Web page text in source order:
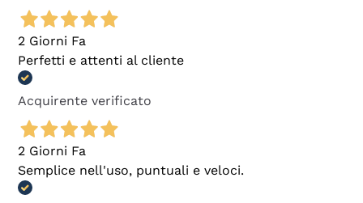
2 Giorni Fa
Perfetti e attenti al cliente
Acquirente verificato
2 Giorni Fa
Semplice nell'uso, puntuali e veloci.